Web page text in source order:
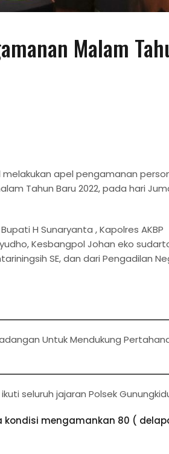
Malam
apel pengamanan
Tahun Baru 2022, pada hari
H Sunaryanta , Kapolres AKBP
Kesbangpol Johan eko
SE, dan dari Pengadilan
Untuk Mendukung
seluruh jajaran Polsek
kondisi mengamankan 80 (